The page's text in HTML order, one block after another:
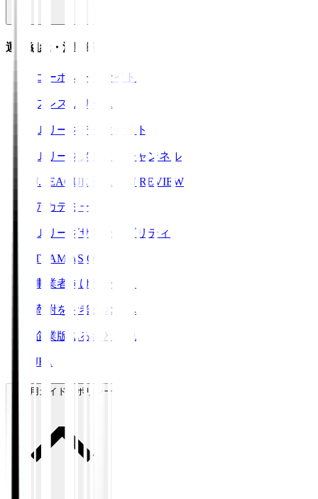
運営組織・活動紹介
コーポレートサイト
プレスリリース
Ｊリーグデータサイト
Ｊリーグメディアチャンネル
J.LEAGUE SEASON REVIEW
アカデミー
Ｊリーグサステナビリティ
TEAM AS ONE
事業者向けサービス
寄附をお考えの方へ
企業版ふるさと納税
JFA
ご利用ガイド・ポリシー